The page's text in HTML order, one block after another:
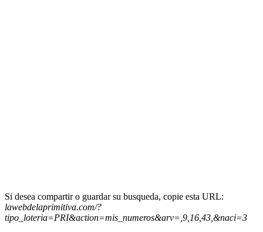
Si desea compartir o guardar su busqueda, copie esta URL:
lawebdelaprimitiva.com/?
tipo_loteria=PRI&action=mis_numeros&arv=,9,16,43,&naci=3